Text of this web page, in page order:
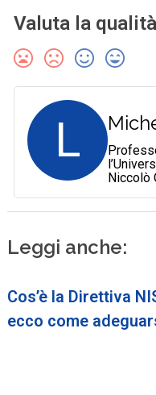
Valuta la
L
Niccolò
Leggi anche:
Cos’è la Direttiva
ecco come